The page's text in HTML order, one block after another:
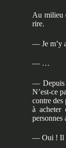
Au milieu
rire.
— Je m’y
— …
— Depuis
N’est-ce
contre des
à acheter
personnes
— Oui ! Il